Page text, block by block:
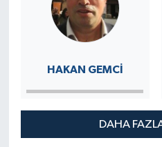
İçin Mesleki
Eğitim
Seferberliği!
HAKAN GEMCI
DAHA